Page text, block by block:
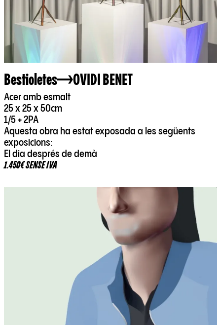
Bestioletes OVIDI BENET
Acer amb esmalt
25 x 25 x 50cm
1/5 + 2PA
Aquesta obra ha estat exposada a les següents
exposicions:
El dia després de demà
1.450€ SENSE IVA